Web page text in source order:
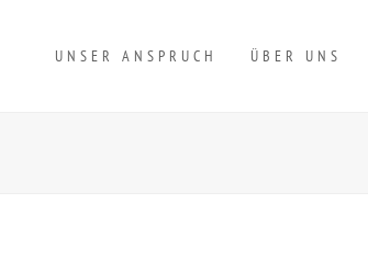
UNSER ANSPRUCH ÜBER UNS